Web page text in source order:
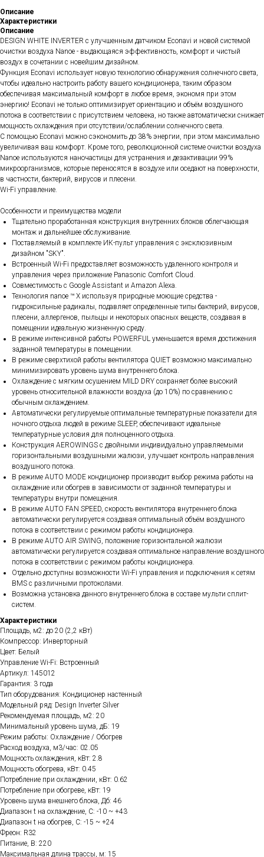
Описание
Характеристики
Описание
DESIGN WHITE INVERTER с улучшенным датчиком Econavi и новой системой
очистки воздуха Nanoe - выдающаяся эффективность, комфорт и чистый
воздух в сочетании с новейшим дизайном.
Функция Econavi использует новую технологию обнаружения солнечного света,
чтобы идеально настроить работу вашего кондиционера, таким образом
обеспечивая максимальный комфорт в любое время, экономя при этом
энергию! Econavi не только оптимизирует ориентацию и объём воздушного
потока в соответствии с присутствием человека, но также автоматически снижает
мощность охлаждения при отсутствии/ослаблении солнечного света.
С помощью Econavi можно сэкономить до 38% энергии, при этом максимально
увеличивая ваш комфорт. Кроме того, революционной системе очистки воздуха
Nanoe используются наночастицы для устранения и дезактивации 99%
микроорганизмов, которые переносятся в воздухе или оседают на поверхности,
в частности, бактерий, вирусов и плесени.
Wi-Fi управление.
Особенности и преимущества модели
Тщательно проработанная конструкция внутренних блоков облегчающая
монтаж и дальнейшее обслуживание.
Поставляемый в комплекте ИК-пульт управления с эксклюзивным
дизайном "SKY".
Встроенный Wi-Fi предоставляет возможность удаленного контроля и
управления через приложение Panasonic Comfort Cloud.
Совместимость с Google Assistant и Amazon Alexa.
Технология nanoe ™ X используя природные моющие средства -
гидроксильные радикалы, подавляет определенные типы бактерий, вирусов,
плесени, аллергенов, пыльцы и некоторых опасных веществ, создавая в
помещении идеальную жизненную среду.
В режиме интенсивной работы POWERFUL уменьшается время достижения
заданной температуры в помещении.
В режиме сверхтихой работы вентилятора QUIET возможно максимально
минимизировать уровень шума внутреннего блока.
Охлаждение с мягким осушением MILD DRY сохраняет более высокий
уровень относительной влажности воздуха (до 10%) по сравнению с
обычным охлаждением.
Автоматически регулируемые оптимальные температурные показатели для
ночного отдыха людей в режиме SLEEP, обеспечивают идеальные
температурные условия для полноценного отдыха.
Конструкция AEROWINGS с двойными индивидуально управляемыми
горизонтальными воздушными жалюзи, улучшает контроль направления
воздушного потока.
В режиме AUTO MODE кондиционер производит выбор режима работы на
охлаждение или обогрев в зависимости от заданной температуры и
температуры внутри помещения.
В режиме AUTO FAN SPEED, скорость вентилятора внутреннего блока
автоматически регулируется создавая оптимальный объём воздушного
потока в соответствии с режимом работы кондиционера.
В режиме AUTO AIR SWING, положение горизонтальной жалюзи
автоматически регулируется создавая оптимальное направление воздушного
потока в соответствии с режимом работы кондиционера.
Отдельно доступны возможности Wi-Fi управления и подключения к сетям
BMS с различными протоколами.
Возможна установка данного внутреннего блока в составе мульти сплит-
систем.
Характеристики
Площадь, м2: до 20 (2,2 кВт)
Компрессор: Инверторный
Цвет: Белый
Управление Wi-Fi: Встроенный
Артикул: 145012
Гарантия: 3 года
Тип оборудования: Кондиционер настенный
Модельный ряд: Design Inverter Silver
Рекомендуемая площадь, м2: 20
Минимальный уровень шума, дБ: 19
Режим работы: Охлаждение / Обогрев
Расход воздуха, м3/час: 02.05
Мощность охлаждения, кВт: 2.8
Мощность обогрева, кВт: 0.45
Потребление при охлаждении, кВт: 0.62
Потребление при обогреве, кВт: 19
Уровень шума внешнего блока, Дб: 46
Диапазон t на охлаждение, C: -10 ~ +43
Диапазон t на обогрев, C: -15 ~ +24
Фреон: R32
Питание, В: 220
Максимальная длина трассы, м: 15